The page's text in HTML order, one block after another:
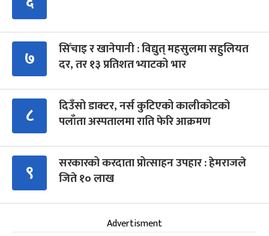
७
सिँचाइ र खानेपानी : विद्युत् महसुलमा सहुलियत
दर, तर १३ प्रतिशत भ्याटको भार
८
दिउँसो डाक्टर, नर्स कुटिएको कालीकोटको
पलाँता अस्पतालमा राति फेरि आक्रमण
९
सरकारको करदाता प्रोत्साहन उपहार : हेमराजले
जिते १० लाख
Advertisment